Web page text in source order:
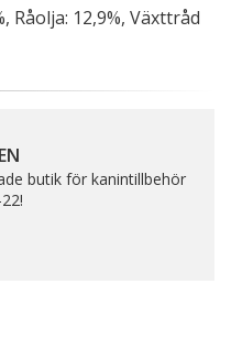
Råolja: 12,9%, Växttråd
butik för kanintillbehör